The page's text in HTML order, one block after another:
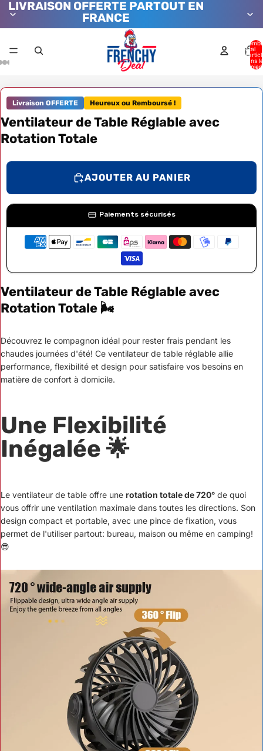
LIVRAISON OFFERTE PARTOUT EN
FRANCE
total
dans le
Livraison OFFERTE Heureux ou Remboursé !
Ventilateur de Table Réglable avec
Rotation Totale
AJOUTER AU PANIER
Paiements sécurisés
Ventilateur de Table Réglable avec
Rotation Totale 🌬️
Découvrez le compagnon idéal pour rester frais pendant les
chaudes journées d'été! Ce ventilateur de table réglable allie
performance, flexibilité et design pour satisfaire vos besoins en
matière de confort à domicile.
Une Flexibilité
Inégalée 🌟
Le ventilateur de table offre une rotation totale de 720° de quoi
vous offrir une ventilation maximale dans toutes les directions. Son
design compact et portable, avec une pince de fixation, vous
permet de l'utiliser partout: bureau, maison ou même en camping!
😎